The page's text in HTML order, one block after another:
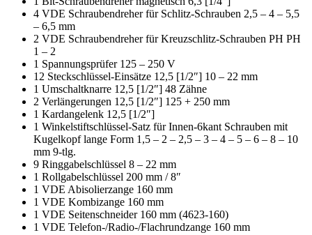
4 VDE Schraubendreher für Schlitz-Schrauben 2,5 – 4 – 5,5
– 6,5 mm
2 VDE Schraubendreher für Kreuzschlitz-Schrauben PH PH
1 – 2
1 Spannungsprüfer 125 – 250 V
12 Steckschlüssel-Einsätze 12,5 [1/2″] 10 – 22 mm
1 Umschaltknarre 12,5 [1/2″] 48 Zähne
2 Verlängerungen 12,5 [1/2″] 125 + 250 mm
1 Kardangelenk 12,5 [1/2″]
1 Winkelstiftschlüssel-Satz für Innen-6kant Schrauben mit
Kugelkopf lange Form 1,5 – 2 – 2,5 – 3 – 4 – 5 – 6 – 8 – 10
mm 9-tlg.
9 Ringgabelschlüssel 8 – 22 mm
1 Rollgabelschlüssel 200 mm / 8″
1 VDE Abisolierzange 160 mm
1 VDE Kombizange 160 mm
1 VDE Seitenschneider 160 mm (4623-160)
1 VDE Telefon-/Radio-/Flachrundzange 160 mm